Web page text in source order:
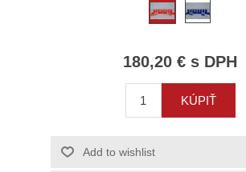
180,20 € s DPH